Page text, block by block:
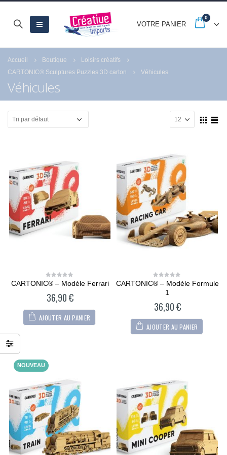
VOTRE PANIER
0
Accueil Boutique
Loisirs créatifs
CARTONIC® Sculptures Puzzles 3D carton
Véhicules
Véhicules
0
of
5
CARTONIC® – Modèle Ferrari
36,90€
AJOUTER AU PANIER
0
CARTONIC® – Modèle Formule
1
36,90€
AJOUTER AU PANIER
NOUVEAU
CARTONIC® -
Modèle Chien
Maltipoo
CARTONIC® -
Modèle Chien
Maltipoo